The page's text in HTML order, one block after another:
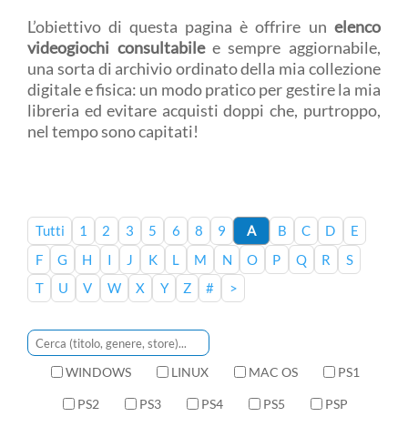
L’obiettivo di questa pagina è offrire un elenco
videogiochi consultabilee sempre aggiornabile,
una sorta di archivio ordinato della mia collezione
digitale e fisica: un modo pratico per gestire la mia
libreria ed evitare acquisti doppi che, purtroppo,
nel tempo sono capitati!
Tutti 1 2 3 5 6 8 9 A B C D
E
F
G H I J K L M N O P Q R
S
T
U V W X Y Z # >
WINDOWS LINUX MAC OS PS1
PS2 PS3 PS4 PS5 PSP